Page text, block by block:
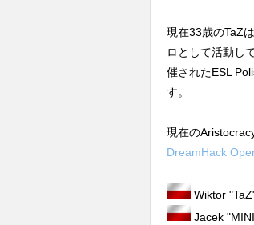
現在33歳のTaZ
ロとして活動し
催されたESL
す。
現在の
DreamHack
Wiktor
Jacek